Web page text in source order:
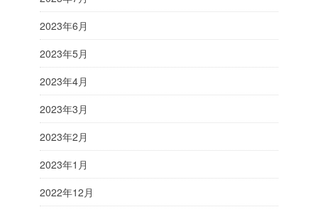
2023年6月
2023年5月
2023年4月
2023年3月
2023年2月
2023年1月
2022年12月